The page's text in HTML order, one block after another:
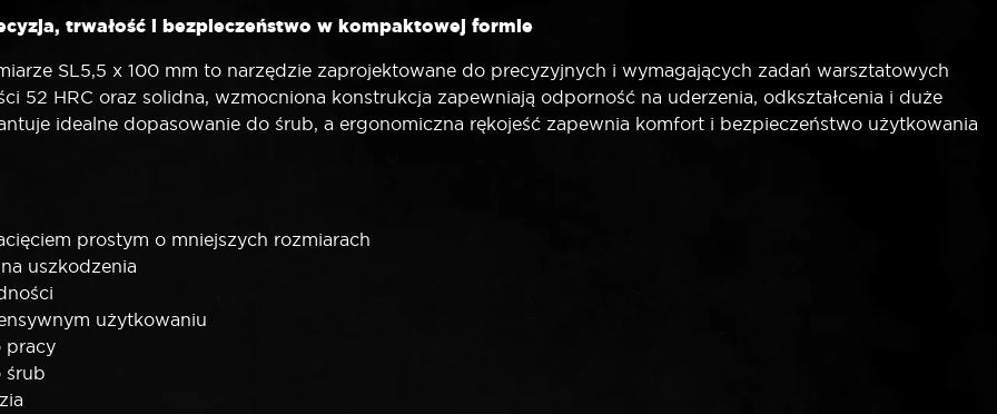
trwałość i bezpieczeństwo w kompaktowej formie
SL5,5 x 100 mm to narzędzie zaprojektowane do precyzyjnych i wymagających zadań warsztatowych
52 HRC oraz solidna, wzmocniona konstrukcja zapewniają odporność na uderzenia, odkształcenia i duże
idealne dopasowanie do śrub, a ergonomiczna rękojeść zapewnia komfort i bezpieczeństwo użytkowania
prostym o mniejszych rozmiarach
uszkodzenia
użytkowaniu
pracy
śrub